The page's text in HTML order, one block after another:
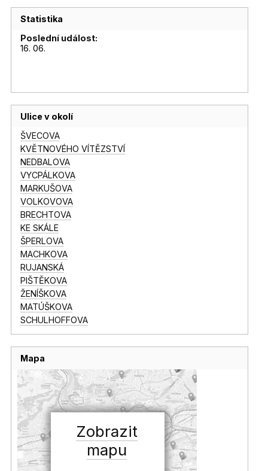
Statistika
Poslední událost:
16. 06.
Ulice v okolí
ŠVECOVA
KVĚTNOVÉHO VÍTĚZSTVÍ
NEDBALOVA
VYCPÁLKOVA
MARKUŠOVA
VOLKOVOVA
BRECHTOVA
KE SKÁLE
ŠPERLOVA
MACHKOVA
RUJANSKÁ
PIŠTĚKOVA
ŽENÍŠKOVA
MATÚŠKOVA
SCHULHOFFOVA
Mapa
Zobrazit
mapu